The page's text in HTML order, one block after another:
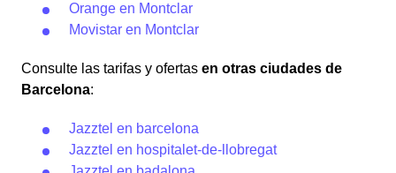
Orange en Montclar
Movistar en Montclar
Consulte las tarifas y ofertas en otras ciudades de
Barcelona:
Jazztel en barcelona
Jazztel en hospitalet-de-llobregat